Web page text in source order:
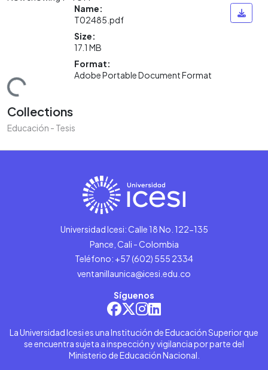
Name:
T02485.pdf
Size:
17.1 MB
Format:
Adobe Portable Document Format
Collections
Educación - Tesis
Universidad Icesi: Calle 18 No. 122-135
Pance, Cali - Colombia
Teléfono: +57 (602) 555 2334
ventanillaunica@icesi.edu.co
Síguenos
La Universidad Icesi es una Institución de Educación Superior que
se encuentra sujeta a inspección y vigilancia por parte del
Ministerio de Educación Nacional.